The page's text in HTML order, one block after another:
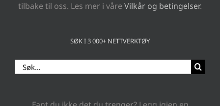
tilbake til oss. Les mer i våre Vilkår og betingelser.
SØK I 3 000+ NETTVERKTØY
Search
for: